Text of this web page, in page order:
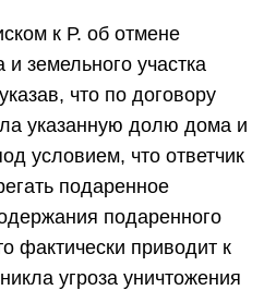
к Р. об отмене
земельного участка
что по договору
указанную долю дома и
условием, что ответчик
подаренное
подаренного
фактически приводит к
угроза уничтожения